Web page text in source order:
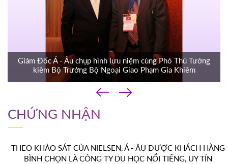
Giám Đốc Á - Âu chụp hình lưu niệm cùng Phó Thủ Tướng
kiêm Bộ Trưởng Bộ Ngoại Giao Phạm Gia Khiêm
‹
›
CHỨNG NHẬN
THEO KHẢO SÁT CỦA NIELSEN, Á - ÂU ĐƯỢC KHÁCH HÀNG
BÌNH CHỌN LÀ CÔNG TY DU HỌC NỔI TIẾNG, UY TÍN